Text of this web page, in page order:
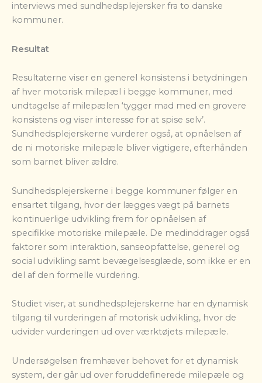
interviews med sundhedsplejersker fra to danske
kommuner.
Resultat
Resultaterne viser en generel konsistens i betydningen
af hver motorisk milepæl i begge kommuner, med
undtagelse af milepælen ‘tygger mad med en grovere
konsistens og viser interesse for at spise selv’.
Sundhedsplejerskerne vurderer også, at opnåelsen af
de ni motoriske milepæle bliver vigtigere, efterhånden
som barnet bliver ældre.
Sundhedsplejerskerne i begge kommuner følger en
ensartet tilgang, hvor der lægges vægt på barnets
kontinuerlige udvikling frem for opnåelsen af
specifikke motoriske milepæle. De medinddrager også
faktorer som interaktion, sanseopfattelse, generel og
social udvikling samt bevægelsesglæde, som ikke er en
del af den formelle vurdering.
Studiet viser, at sundhedsplejerskerne har en dynamisk
tilgang til vurderingen af motorisk udvikling, hvor de
udvider vurderingen ud over værktøjets milepæle.
Undersøgelsen fremhæver behovet for et dynamisk
system, der går ud over foruddefinerede milepæle og